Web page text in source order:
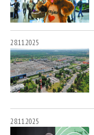
28.11.2025
28.11.2025